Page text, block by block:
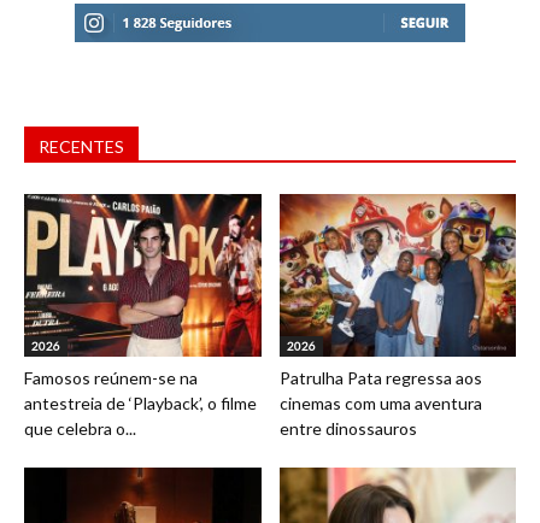
RECENTES
2026
Famosos reúnem-se na
antestreia de ‘Playback’, o filme
que celebra o...
2026
Patrulha Pata regressa aos
cinemas com uma aventura
entre dinossauros